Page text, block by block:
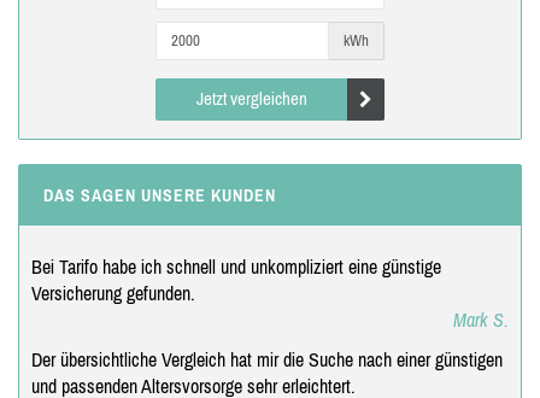
kWh
Jetzt vergleichen
DAS SAGEN UNSERE KUNDEN
Bei Tarifo habe ich schnell und unkompliziert eine günstige
Versicherung gefunden.
Mark S.
Der übersichtliche Vergleich hat mir die Suche nach einer günstigen
und passenden Altersvorsorge sehr erleichtert.